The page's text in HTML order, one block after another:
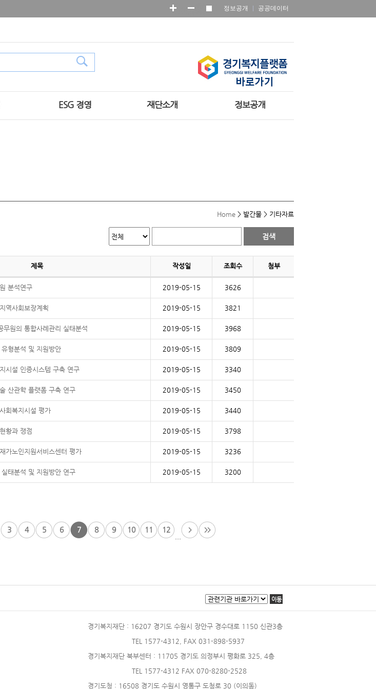
정보공개 공공데이터
ESG 경영 재단소개 정보공개
Home > 발간물 > 기타자료
제목 작성일 조회수 첨부
분석연구 2019-05-15 3626
역사회보장계획 2019-05-15 3821
무원의 통합사례관리 실태분석 2019-05-15 3968
형분석 및 지원방안 2019-05-15 3809
시설 인증시스템 구축 연구 2019-05-15 3340
산관학 플랫폼 구축 연구 2019-05-15 3450
회복지시설 평가 2019-05-15 3440
황과 쟁점 2019-05-15 3798
가노인지원서비스센터 평가 2019-05-15 3236
태분석 및 지원방안 연구 2019-05-15 3200
3 4 5 6 7 8 9 10 11 12
이동
경기복지재단 : 16207 경기도 수원시 장안구 경수대로 1150 신관3층
TEL 1577-4312, FAX 031-898-5937
경기복지재단 북부센터 : 11705 경기도 의정부시 평화로 325, 4층
TEL 1577-4312 FAX 070-8280-2528
경기도청 : 16508 경기도 수원시 영통구 도청로 30 (이의동)